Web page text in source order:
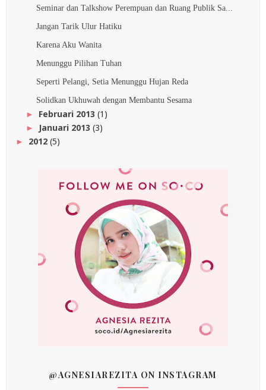
Seminar dan Talkshow Perempuan dan Ruang Publik Sa...
Jangan Tarik Ulur Hatiku
Karena Aku Wanita
Menunggu Pilihan Tuhan
Seperti Pelangi, Setia Menunggu Hujan Reda
Solidkan Ukhuwah dengan Membantu Sesama
► Februari 2013 (1)
► Januari 2013 (3)
► 2012 (5)
@AGNESIAREZITA ON INSTAGRAM